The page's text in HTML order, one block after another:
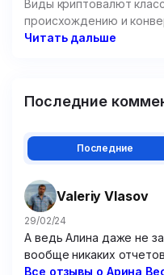
Виды криптовалют
происхождению и
Читать дальше
Последние
Последние
Valeriy Vlasov
29/02/24
А ведь Алина даже не
вообще никаких
Походу решила
Все отзывы о Арина